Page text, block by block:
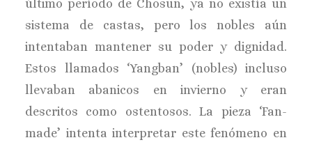
último período de Chosun, ya no existía un
sistema de castas, pero los nobles aún
intentaban mantener su poder y dignidad.
Estos llamados ‘Yangban’ (nobles) incluso
llevaban abanicos en invierno y eran
descritos como ostentosos. La pieza ‘Fan-
made’ intenta interpretar este fenómeno en